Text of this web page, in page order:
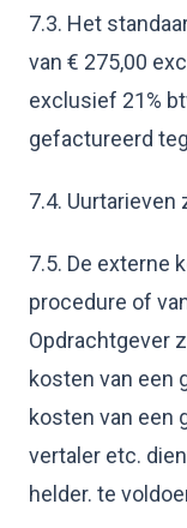
7.3. Het
van € 275,00
exclusief 21%
gefactureerd
7.4.
7.5. De externe
procedure of
Opdrachtgever
kosten van een
kosten van een
vertaler etc.
helder. te